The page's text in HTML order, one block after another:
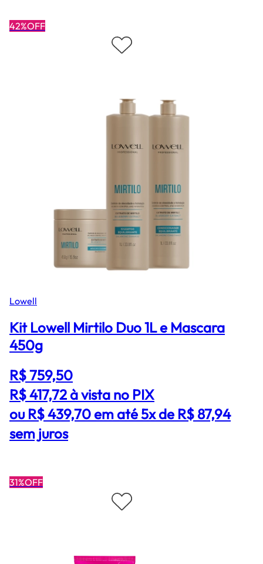
42%OFF
Lowell
Kit Lowell Mirtilo Duo 1L e Mascara
450g
R$ 759,50
R$ 417,72à vista no PIX
ou R$ 439,70 em até 5x de R$ 87,94
sem juros
31%OFF